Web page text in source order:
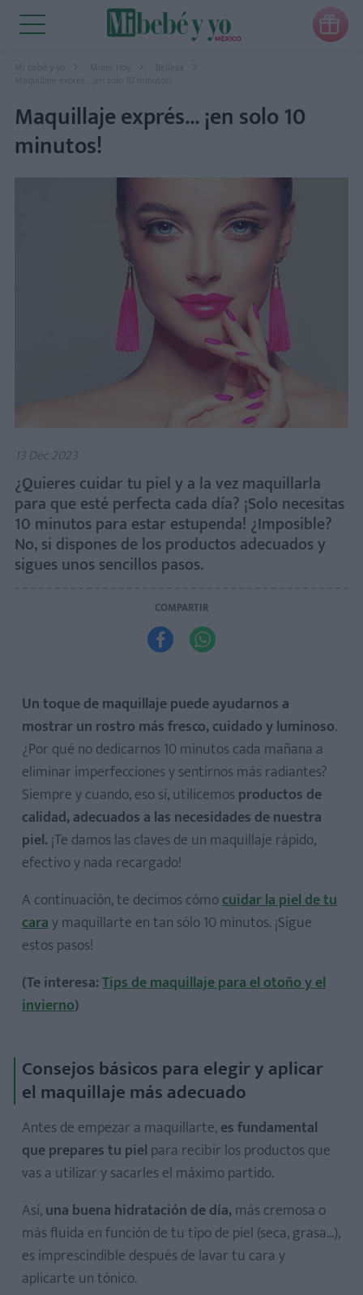

Mi bebé y yo Mujer Hoy
Belleza
Maquillaje exprés... ¡en solo 10 minutos!
Maquillaje exprés... ¡en solo 10
minutos!
13 Dec 2023
¿Quieres cuidar tu piel y a la vez maquillarla
para que esté perfecta cada día? ¡Solo necesitas
10 minutos para estar estupenda! ¿Imposible?
No, si dispones de los productos adecuados y
sigues unos sencillos pasos.
COMPARTIR
 
Un toque de maquillaje puede ayudarnos a
mostrar un rostro más fresco, cuidado y luminoso.
¿Por qué no dedicarnos 10 minutos cada mañana a
eliminar imperfecciones y sentirnos más radiantes?
Siempre y cuando, eso sí, utilicemos productos de
calidad, adecuados a las necesidades de nuestra
piel. ¡Te damos las claves de un maquillaje rápido,
efectivo y nada recargado!
A continuación, te decimos cómocuidar la piel de tu
caray maquillarte en tan sólo 10 minutos. ¡Sigue
estos pasos!
(Te interesa:Tips de maquillaje para el otoño y el
invierno)
Consejos básicos para elegir y aplicar
el maquillaje más adecuado
Antes de empezar a maquillarte,es fundamental
que prepares tu piel para recibir los productos que
vas a utilizar y sacarles el máximo partido.
Así,una buena hidratación de día,más cremosa o
más fluida en función de tu tipo de piel (seca, grasa...),
es imprescindible después de lavar tu cara y
aplicarte un tónico.